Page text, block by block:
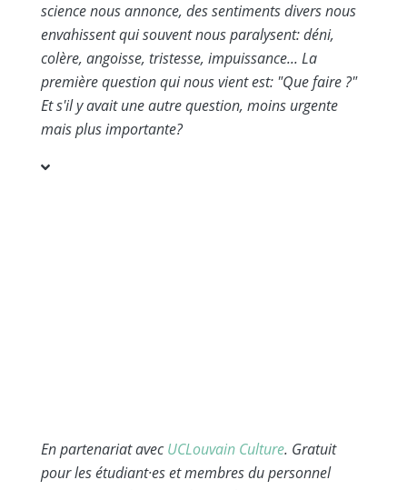
science nous annonce, des sentiments divers nous
envahissent qui souvent nous paralysent: déni,
colère, angoisse, tristesse, impuissance... La
première question qui nous vient est: "Que faire ?"
Et s'il y avait une autre question, moins urgente
mais plus importante?
En partenariat avecUCLouvain Culture. Gratuit
pour les étudiant·es et membres du personnel